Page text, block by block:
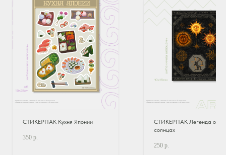
СТИКЕРПАК Кухня Японии
350 р.
СТИКЕРПАК Легенда о
солнцах
250 р.